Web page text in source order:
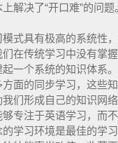
解决了“开口难”的问题
式具有极高的系统性
在传统学习中没有掌
一个系统的知识体系。
方面的同步学习，这些
们形成自己的知识网
专注于英语学习，而
学习环境是最佳的学